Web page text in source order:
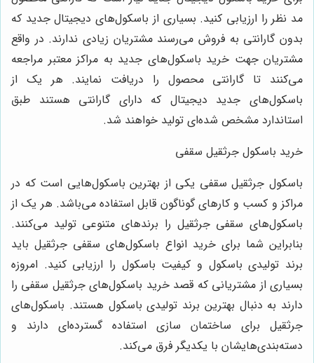
مد نظر را ارزیابی کنید. بسیاری از باسکول‌های دیجیتال جدید که
بدون گارانتی به فروش می‌رسند مشتریان زیادی ندارند. در واقع
مشتریان جهت خرید باسکول‌های جدید به مراکز معتبر مراجعه
می‌کنند تا گارانتی محصول را دریافت نمایند. هر یک از
باسکول‌های جدید دیجیتال که دارای گارانتی هستند طبق
استاندارد مشخص شده‌ای تولید خواهند شد.
خرید باسکول جرثقیل سقفی
باسکول جرثقیل سقفی یکی از بهترین باسکول‌هایی است که در
مراکز و کسب و کارهای گوناگون قابل استفاده می‌باشد. هر یک از
باسکول‌های سقفی جرثقیل را برندهای متنوعی تولید می‌کنند.
بنابراین شما برای خرید انواع باسکول‌های سقفی جرثقیل باید
برند تولیدی باسکول و کیفیت باسکول را ارزیابی کنید. امروزه
بسیاری از مشتریانی که قصد خرید باسکول‌های جرثقیل سقفی را
دارند به دنبال بهترین برند تولیدی باسکول هستند. باسکول‌های
جرثقیل برای ساختمان سازی استفاده گسترده‌ای دارند و
دسته‌بندی‌هایشان با یکدیگر فرق می‌کند.